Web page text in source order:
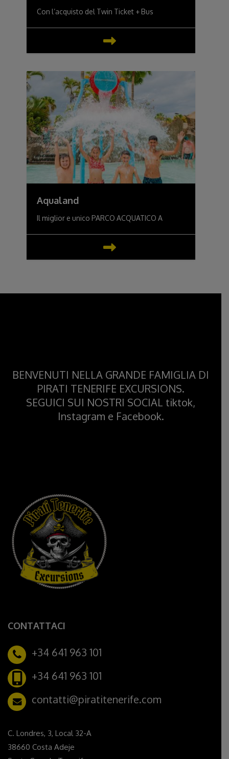
Con l’acquisto del Twin Ticket + Bus
Aqualand
Il miglior e unico PARCO ACQUATICO A
BENVENUTI NELLA GRANDE FAMIGLIA DI
PIRATI TENERIFE EXCURSIONS.
SEGUICI SUI NOSTRI SOCIAL tiktok,
Instagram e Facebook.
CONTATTACI
+34 641 963 101
+34 641 963 101
contatti@piratitenerife.com
C. Londres, 3, Local 32-A
38660 Costa Adeje